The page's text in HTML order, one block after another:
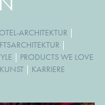
ARCHITEKTUR |
|
| PRODUCTS WE LOVE
| KARRIERE